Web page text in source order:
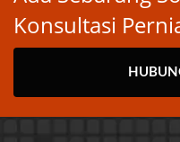
Konsultasi